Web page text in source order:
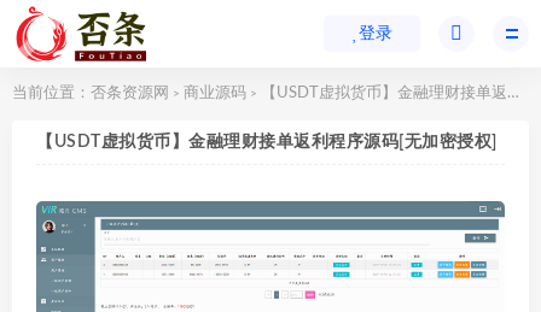
登录
当前位置： 否条资源网 > 商业源码 > 【USDT虚拟货币】金融理财接单返利程序源码[无加密授权]
【USDT虚拟货币】金融理财接单返利程序源码[无加密授权]